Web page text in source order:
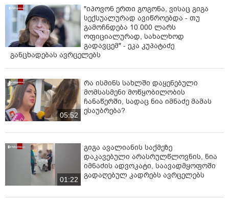
"იპოვონ ერთი გოგონა, ვისაც გიგა
სექსუალურად ავიწროებდა - თუ
გამოჩნდება 10 000 ლარს
ოფიციალურად, სახალხოდ
გადავცემ" - ეკა კუპატაძე
განცხადებას ავრცელებს
05:52
რა ისმინს სახლში დაყენებული
მომსასმენი მოწყობილობის
ჩანაწერში, სადაც ნია იმნაძე მამას
ესაუბრება?
01:22
გიგა ავალიანის საქმეზე
დაკავებული არასრულწლოვნის, ნია
იმნაძის ადვოკატი, საავადმყოფოში
გადაღებულ კადრებს ავრცელებს